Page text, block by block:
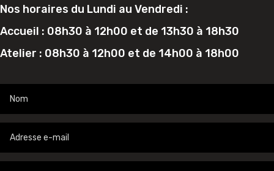
Nos horaires du Lundi au Vendredi :
Accueil : 08h30 à 12h00 et de 13h30 à 18h30
Atelier : 08h30 à 12h00 et de 14h00 à 18h00